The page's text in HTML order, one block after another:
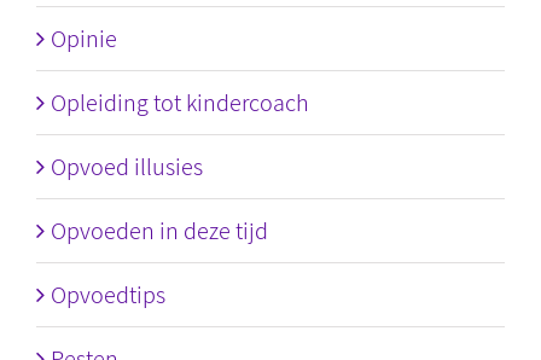
Opinie
Opleiding tot kindercoach
Opvoed illusies
Opvoeden in deze tijd
Opvoedtips